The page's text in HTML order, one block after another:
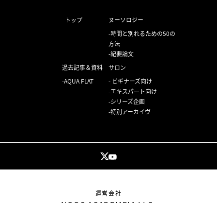
トップ
ヌーソロジー
時間と別れるための50の
方法
紀要論文
過去記事＆資料
AQUA FLAT
サロン
ビギナーズ向け
エキスパート向け
シリーズ企画
特別アーカイヴ
運営会社